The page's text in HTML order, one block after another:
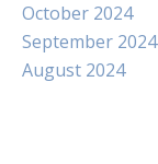
October 2024
September 2024
August 2024